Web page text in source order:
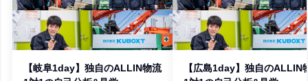
【岐阜1day】独自のALLIN物流
【広島1day】独自のALLIN